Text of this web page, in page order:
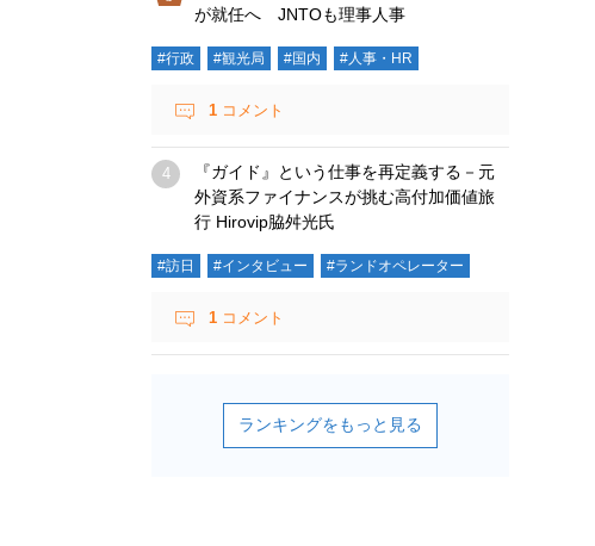
が就任へ JNTOも理事人事
#行政 #観光局 #国内 #人事・HR
1 コメント
『ガイド』という仕事を再定義する－元
外資系ファイナンスが挑む高付加価値旅
行 Hirovip脇舛光氏
#訪日 #インタビュー #ランドオペレーター
1 コメント